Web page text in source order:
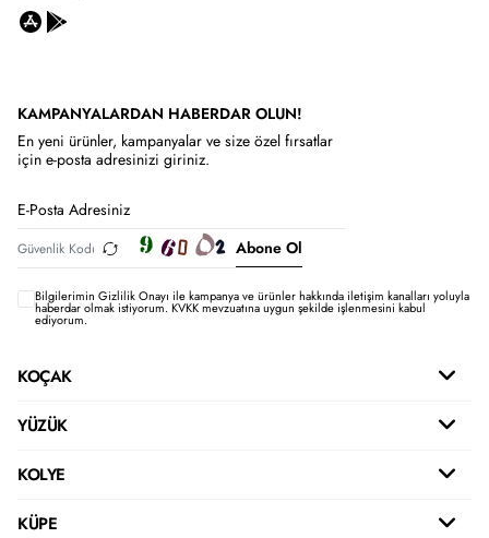
KAMPANYALARDAN HABERDAR OLUN!
En yeni ürünler, kampanyalar ve size özel fırsatlar
için e-posta adresinizi giriniz.
Abone Ol
Bilgilerimin Gizlilik Onayı ile kampanya ve ürünler hakkında iletişim kanalları yoluyla
haberdar olmak istiyorum.KVKK mevzuatına uygun şekilde işlenmesini kabul
ediyorum.
KOÇAK
YÜZÜK
KOLYE
KÜPE